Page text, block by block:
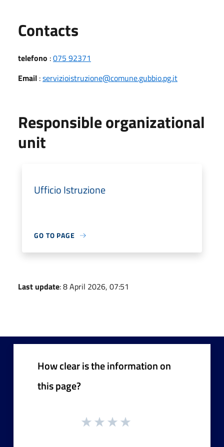
Contacts
telefono :075 92371
Email :servizioistruzione@comune.gubbio.pg.it
Responsible organizational
unit
Ufficio Istruzione
GO TO PAGE
Last update: 8 April 2026, 07:51
How clear is the information on
this page?